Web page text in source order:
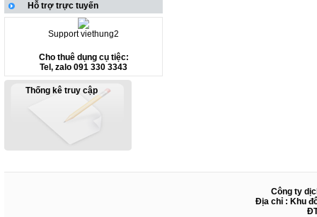
Hỗ trợ trực tuyến
Support viethung2
Cho thuê dụng cụ tiệc:
Tel, zalo 091 330 3343
Thống kê truy cập
Công ty
Địa chỉ : Khu